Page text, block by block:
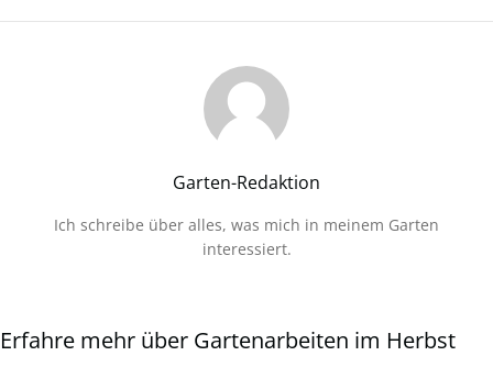
Garten-Redaktion
Ich schreibe über alles, was mich in meinem Garten
interessiert.
Erfahre mehr über Gartenarbeiten im Herbst